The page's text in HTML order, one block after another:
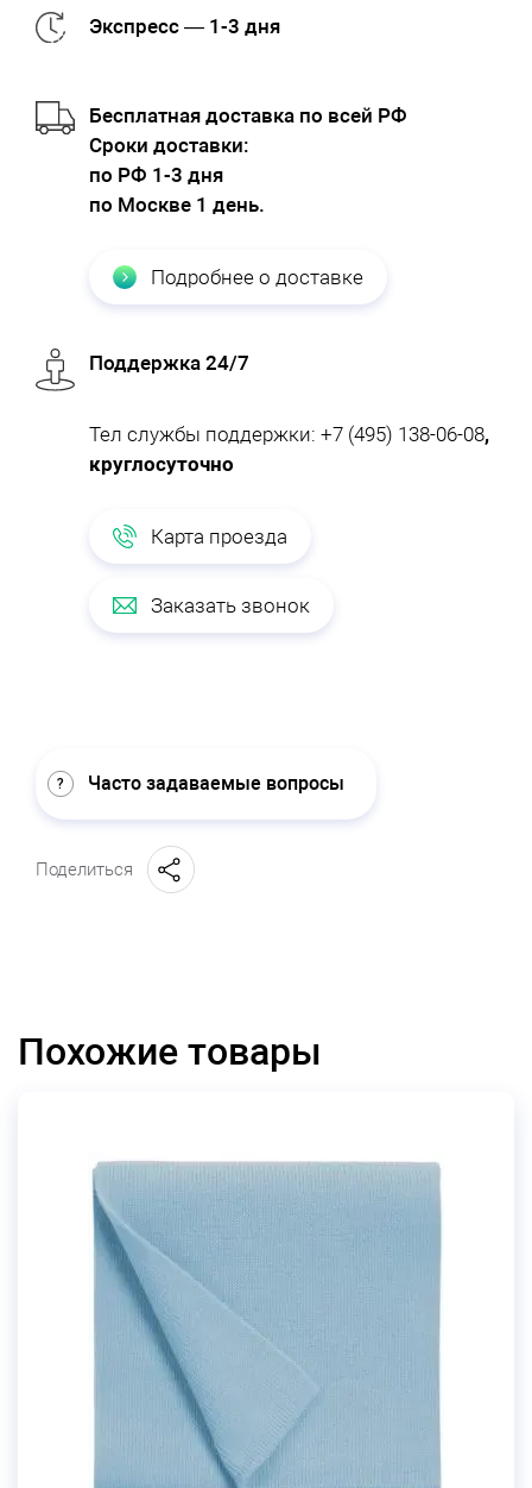
Экспресс — 1-3 дня
Бесплатная доставка по всей РФ
Cроки доставки:
по РФ 1-3 дня
по Москве 1 день.
Подробнее о доставке
Поддержка 24/7
Тел службы поддержки: +7 (495) 138-06-08,
круглосуточно
Карта проезда
Заказать звонок
Часто задаваемые вопросы
Поделиться
Похожие товары